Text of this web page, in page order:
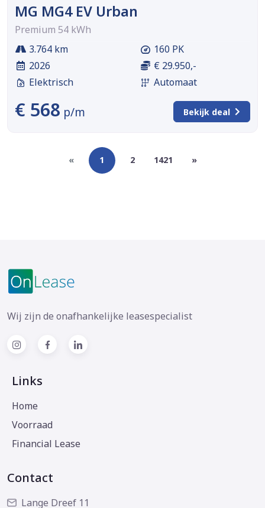
MG MG4 EV Urban
Premium 54 kWh
3.764 km
2026
Elektrisch
160 PK
€ 29.950,-
Automaat
€ 568 p/m Bekijk deal
« 1 2 1421 »
Wij zijn de onafhankelijke leasespecialist
Links
Home
Voorraad
Financial Lease
Contact
Lange Dreef 11